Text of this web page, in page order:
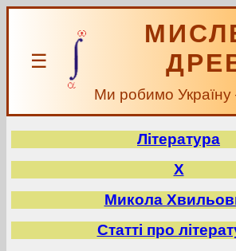
☰
Ми робимо Україну
Література
Х
Микола
Статті про